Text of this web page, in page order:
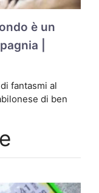
è un
|
fantasmi al
di ben